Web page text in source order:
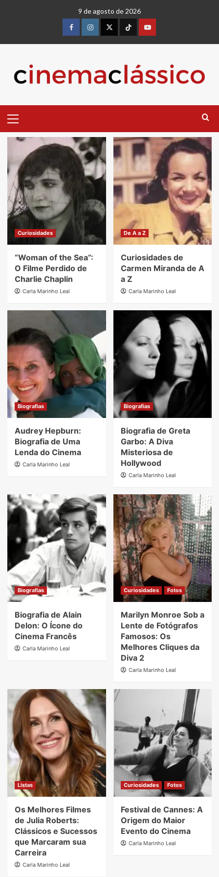
9 de agosto de 2026
FacebookinstagramtwitterTiktokyoutube
Menu
Blog
Curiosidades
“Woman of the Sea”:
O Filme Perdido de
Charlie Chaplin
Carla Marinho Leal
De A a Z
Curiosidades de
Carmen Miranda de A
a Z
Carla Marinho Leal
Biografias
Audrey Hepburn:
Biografia de Uma
Lenda do Cinema
Carla Marinho Leal
Biografias
Biografia de Greta
Garbo: A Diva
Misteriosa de
Hollywood
Carla Marinho Leal
Biografias
Biografia de Alain
Delon: O Ícone do
Cinema Francês
Carla Marinho Leal
Curiosidades Fotos
Marilyn Monroe Sob a
Lente de Fotógrafos
Famosos: Os
Melhores Cliques da
Diva 2
Carla Marinho Leal
Listas
Os Melhores Filmes
de Julia Roberts:
Clássicos e Sucessos
que Marcaram sua
Carreira
Carla Marinho Leal
Curiosidades Fotos
Festival de Cannes: A
Origem do Maior
Evento do Cinema
Carla Marinho Leal